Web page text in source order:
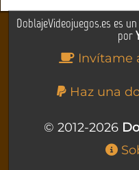
DoblajeVideojuegos.es es
por
Invítame
Haz una
© 2012-2026